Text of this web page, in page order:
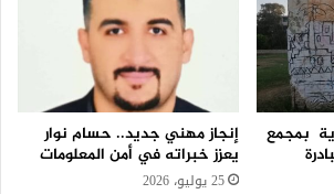
بمجمع
إنجاز مهني جديد.. حسام نوار
يعزز خبراته في أمن المعلومات
25 يوليو، 2026